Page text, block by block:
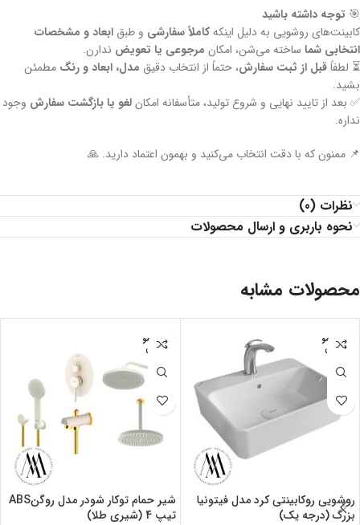
🎯 توجه داشته باشید
کابینت‌های روشویی به دلیل اینکهکاملاً سفارشی و طبق ابعاد و مشخصات
انتخابی شما ساخته می‌شن، امکان مرجوعی یا تعویض ندارن.
⏳ لطفاًقبل از ثبت سفارش، حتماً از انتخاب دقیق مدل، ابعاد و رنگ مطمئن
بشید.
✅ بعد از تایید نهایی و شروع تولید، متأسفانه امکانلغو یا بازگشت سفارش وجود
نداره.
📌 ممنون که با دقت انتخاب می‌کنید و بهمون اعتماد دارید. 🙏
نظرات (0)
نحوه باربری و ارسال محصولات
محصولات مشابه
اتمام مو
جودی
روشویی روکابینتی کرد مدل فیتونیا
بزرگ (درجه یک)
اتمام مو
جودی
شیر حمام توکار شودر مدل روگنABS
تیپ 4 (شیری طلا)